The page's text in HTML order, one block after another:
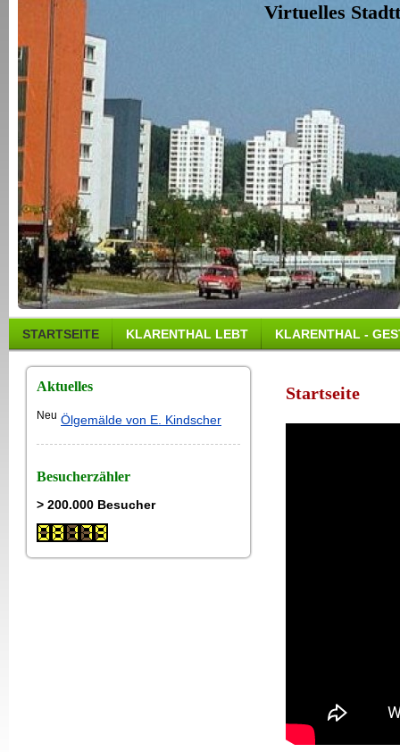
Virtuelles
STARTSEITE KLARENTHAL LEBT KLARENTHAL -
Aktuelles
Neu Ölgemälde von E. Kindscher
Besucherzähler
> 200.000 Besucher
Startseite